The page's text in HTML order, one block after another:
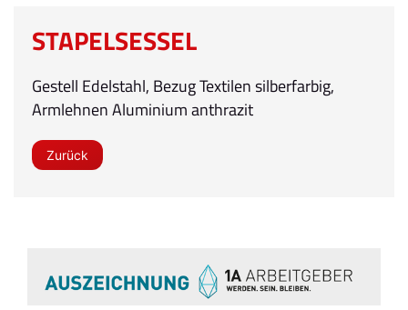
STAPELSESSEL
Gestell Edelstahl, Bezug Textilen silberfarbig,
Armlehnen Aluminium anthrazit
Zurück